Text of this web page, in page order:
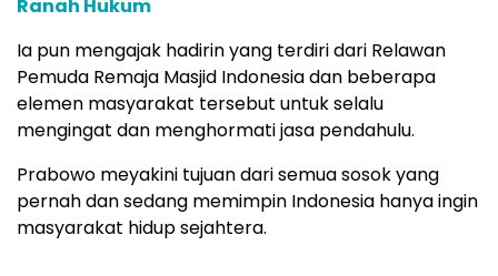
Ranah Hukum
Ia pun mengajak hadirin yang terdiri dari Relawan
Pemuda Remaja Masjid Indonesia dan beberapa
elemen masyarakat tersebut untuk selalu
mengingat dan menghormati jasa pendahulu.
Prabowo meyakini tujuan dari semua sosok yang
pernah dan sedang memimpin Indonesia hanya ingin
masyarakat hidup sejahtera.